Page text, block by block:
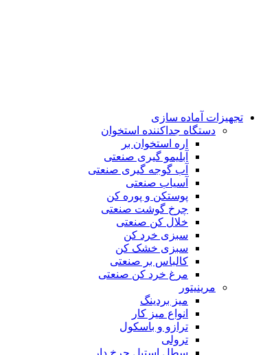
تجهیزات آماده سازی
دستگاه جداکننده استخوان
اره استخوان بر
آبلیمو گیری صنعتی
آب گوجه گیری صنعتی
آسیاب صنعتی
پوستکن و پوره کن
چرخ گوشت صنعتی
خلال کن صنعتی
سبزی خرد کن
سبزی خشک کن
کالباس بر صنعتی
مرغ خرد کن صنعتی
مرینیتور
میز بردینگ
انواع میز کار
ترازو و باسکول
ترولی
سطل استیل چرخ دار